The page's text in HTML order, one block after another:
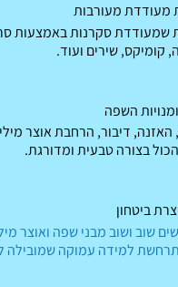
מעודדת מעורבות
שמעודדת סקרנות באמצעות
קומיקס, שירים ועוד.
השפה
דיבור, הרחבת אוצר
בצורה טבעית ומדורגת.
ביטחון
שובושובמבני שפה ואוצר
למידה עמוקה שמובילה